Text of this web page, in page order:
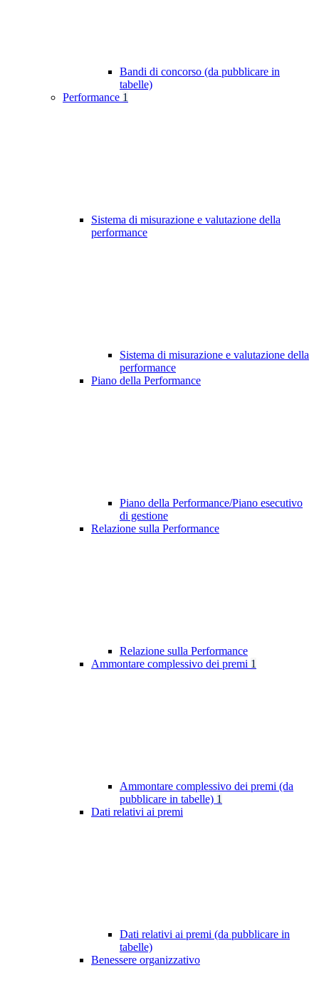
Bandi di concorso (da pubblicare in
tabelle)
Performance 1
Sistema di misurazione e valutazione della
performance
Sistema di misurazione e valutazione della
performance
Piano della Performance
Piano della Performance/Piano esecutivo
di gestione
Relazione sulla Performance
Relazione sulla Performance
Ammontare complessivo dei premi 1
Ammontare complessivo dei premi (da
pubblicare in tabelle) 1
Dati relativi ai premi
Dati relativi ai premi (da pubblicare in
tabelle)
Benessere organizzativo